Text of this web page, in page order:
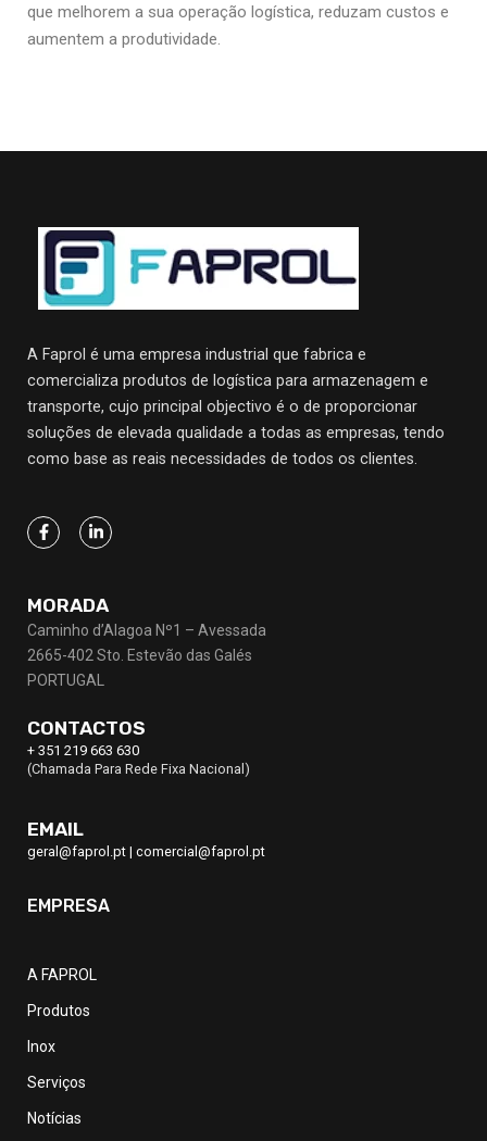
que melhorem a sua operação logística, reduzam custos e
aumentem a produtividade.
A Faprol é uma empresa industrial que fabrica e
comercializa produtos de logística para armazenagem e
transporte, cujo principal objectivo é o de proporcionar
soluções de elevada qualidade a todas as empresas, tendo
como base as reais necessidades de todos os clientes.
MORADA
Caminho d’Alagoa Nº1 – Avessada
2665-402 Sto. Estevão das Galés
PORTUGAL
CONTACTOS
+ 351 219 663 630
(Chamada Para Rede Fixa Nacional)
EMAIL
geral@faprol.pt | comercial@faprol.pt
EMPRESA
A FAPROL
Produtos
Inox
Serviços
Notícias